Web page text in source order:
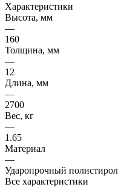
Характеристики
Высота, мм
—
160
Толщина, мм
—
12
Длина, мм
—
2700
Вес, кг
—
1.65
Материал
—
Ударопрочный полистирол
Все характеристики